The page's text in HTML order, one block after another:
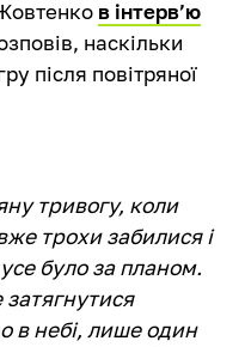
в інтерв’ю
наскільки
після повітряної
тривогу, коли
трохи забилися і
було за планом.
в небі, лише один